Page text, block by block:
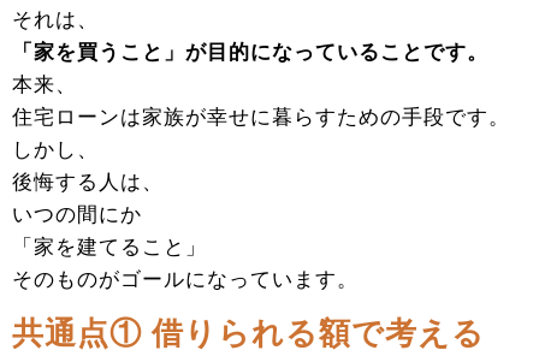
それは、
「家を買うこと」が目的になっていることです。
本来、
住宅ローンは家族が幸せに暮らすための手段です。
しかし、
後悔する人は、
いつの間にか
「家を建てること」
そのものがゴールになっています。
共通点① 借りられる額で考える